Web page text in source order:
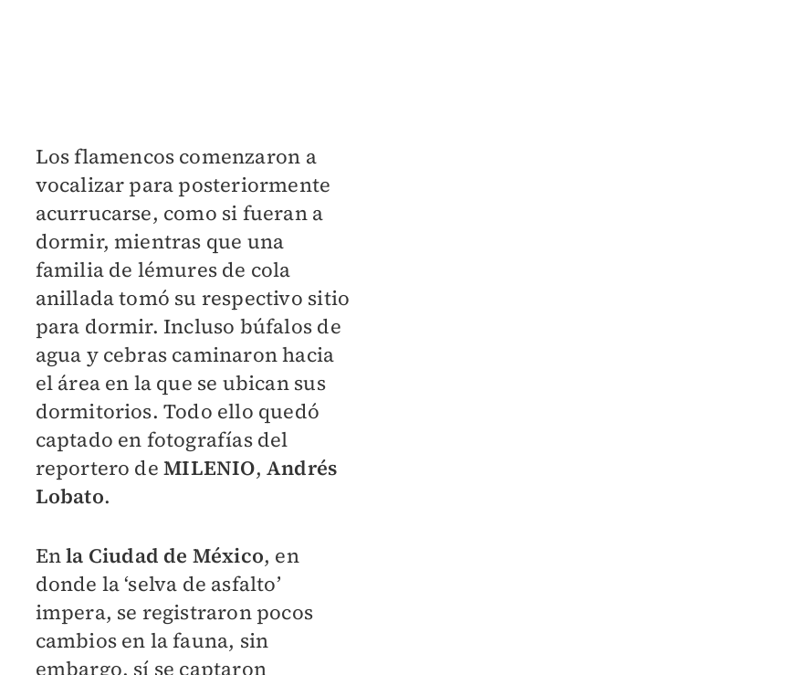
Los flamencos comenzaron a
vocalizar para posteriormente
acurrucarse, como si fueran a
dormir, mientras que una
familia de lémures de cola
anillada tomó su respectivo sitio
para dormir. Incluso búfalos de
agua y cebras caminaron hacia
el área en la que se ubican sus
dormitorios. Todo ello quedó
captado en fotografías del
reportero deMILENIO, Andrés
Lobato.
Enla Ciudad de México, en
donde la ‘selva de asfalto’
impera, se registraron pocos
cambios en la fauna, sin
embargo, sí se captaron